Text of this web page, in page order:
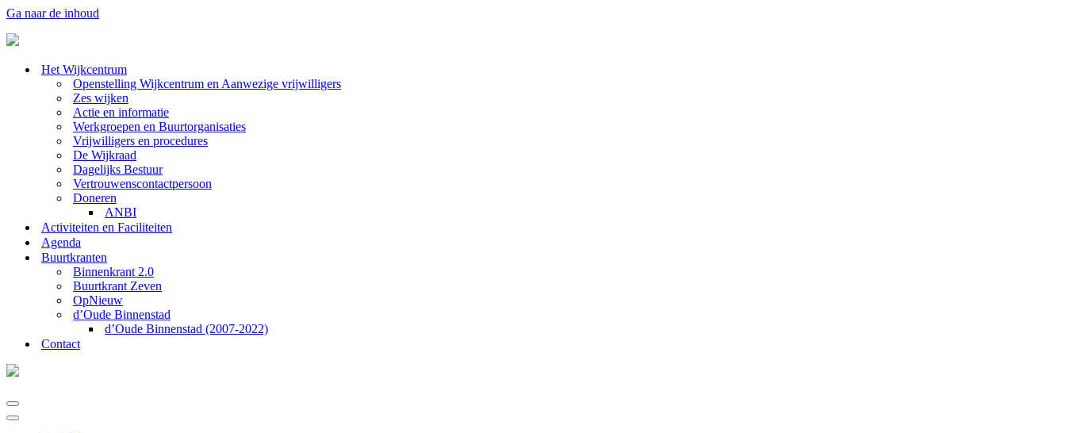
Ga naar de inhoud
Het Wijkcentrum
Openstelling Wijkcentrum en Aanwezige vrijwilligers
Zes wijken
Actie en informatie
Werkgroepen en Buurtorganisaties
Vrijwilligers en procedures
De Wijkraad
Dagelijks Bestuur
Vertrouwenscontactpersoon
Doneren
ANBI
Activiteiten en Faciliteiten
Agenda
Buurtkranten
Binnenkrant 2.0
Buurtkrant Zeven
OpNieuw
d’Oude Binnenstad
d’Oude Binnenstad (2007-2022)
Contact
Navigatie
Menu
Navigatie